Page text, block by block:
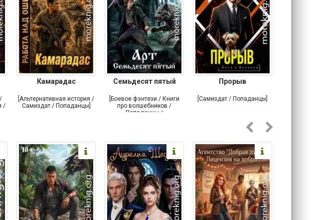
/
Камарадас
[Альтернативная история /
Самиздат / Попаданцы]
Семьдесят пятый
[Боевое фэнтези / Книги
про волшебников /
Попаданцы /
Прорыв
[Самиздат / Попаданцы]